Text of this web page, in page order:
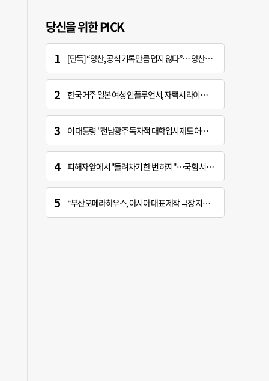
당신을 위한 PICK
[단독] “양산, 공식 기록만큼 덥지 않다”… 양산시, 기상청에 관측장비 이동 요청
한국 거주 일본 여성 인플루언서, 자택서 라이브 방송 중 사망
이 대통령 "전남광주 독자적 대학입시제도 어떤가" 제안
피해자 앞에서 "돌려차기 한 번 하지"…국힘 서범수 황당한 망언
“부산오페라하우스, 아시아 대표 제작 극장 지향해야”